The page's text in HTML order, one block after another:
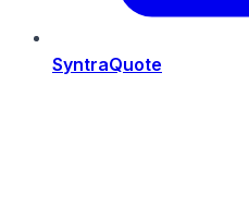
SyntraQuote